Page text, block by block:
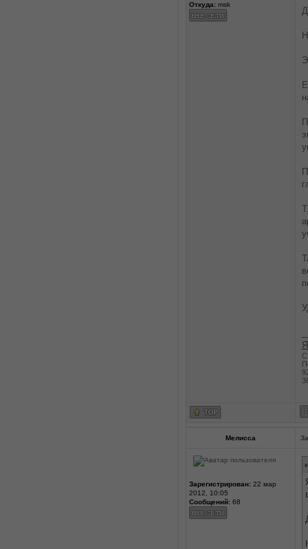
Откуда:msk
Мелисса
Зарегистрирован:22 мар
2012, 10:05
Сообщений:68